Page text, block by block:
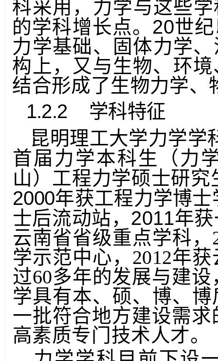
科采用，力学与这些
的学科增长点。20世
力学基础、固体力学
构上，又与生物、环
结合形成了生物力学
1.2.2
学科特征
昆明理工大学力学学
首届力学本科生（力
山）工程力学硕士研究
2000年获工程力学博
士后流动站，2011年
云南省省级重点学科，
学示范中心， 2012年
过 60多年的发展与建
学具有本、硕、博、博
一批符合地方建设需求
高素质专门技术人才。